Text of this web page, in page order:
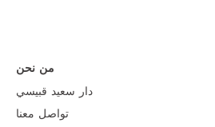
من نحن
دار سعيد قبيسي
تواصل معنا